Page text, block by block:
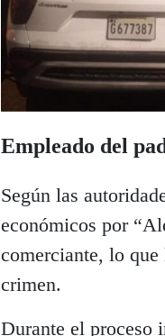
Empleado del
Según las
económicos por
comerciante, lo
crimen.
Durante el proceso